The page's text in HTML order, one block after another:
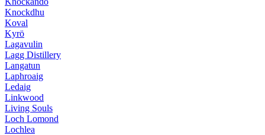
Knockdhu
Koval
Kyrö
Lagavulin
Lagg Distillery
Langatun
Laphroaig
Ledaig
Linkwood
Living Souls
Loch Lomond
Lochlea